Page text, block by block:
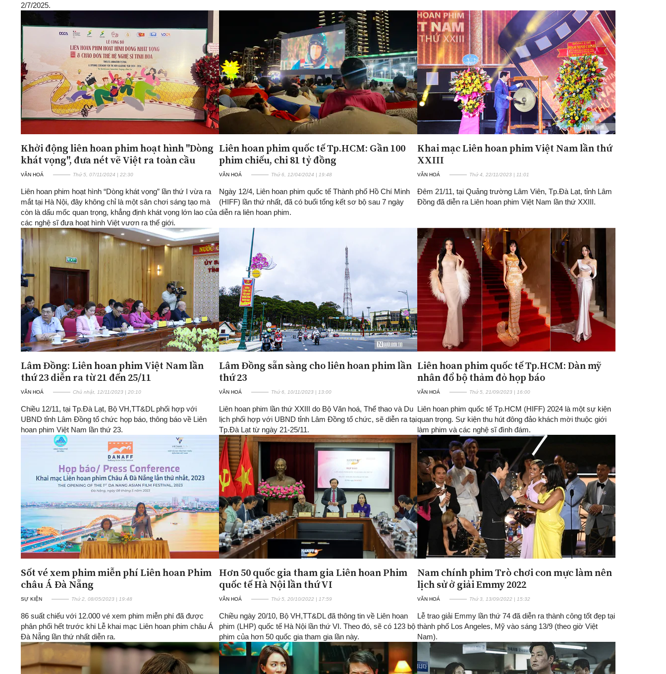
2/7/2025.
Khởi động liên hoan phim hoạt hình "Dòng
khát vọng", đưa nét vẽ Việt ra toàn cầu
VĂN HOÁ Thứ 5, 07/11/2024 | 22:30
Liên hoan phim hoạt hình “Dòng khát vọng” lần thứ I vừa ra
mắt tại Hà Nội, đây không chỉ là một sân chơi sáng tạo mà
còn là dấu mốc quan trọng, khẳng định khát vọng lớn lao của
các nghệ sĩ đưa hoạt hình Việt vươn ra thế giới.
Liên hoan phim quốc tế Tp.HCM: Gần 100
phim chiếu, chi 81 tỷ đồng
VĂN HOÁ Thứ 6, 12/04/2024 | 19:48
Ngày 12/4, Liên hoan phim quốc tế Thành phố Hồ Chí Minh
(HIFF) lần thứ nhất, đã có buổi tổng kết sơ bộ sau 7 ngày
diễn ra liên hoan phim.
Khai mạc Liên hoan phim Việt Nam lần thứ
XXIII
VĂN HOÁ Thứ 4, 22/11/2023 | 11:01
Đêm 21/11, tại Quảng trường Lâm Viên, Tp.Đà Lạt, tỉnh Lâm
Đồng đã diễn ra Liên hoan phim Việt Nam lần thứ XXIII.
Lâm Đồng: Liên hoan phim Việt Nam lần
thứ 23 diễn ra từ 21 đến 25/11
VĂN HOÁ Chủ nhật, 12/11/2023 | 20:10
Chiều 12/11, tại Tp.Đà Lạt, Bộ VH,TT&DL phối hợp với
UBND tỉnh Lâm Đồng tổ chức họp báo, thông báo về Liên
hoan phim Việt Nam lần thứ 23.
Lâm Đồng sẵn sàng cho liên hoan phim lần
thứ 23
VĂN HOÁ Thứ 6, 10/11/2023 | 13:00
Liên hoan phim lần thứ XXIII do Bộ Văn hoá, Thể thao và Du
lịch phối hợp với UBND tỉnh Lâm Đồng tổ chức, sẽ diễn ra tại
Tp.Đà Lạt từ ngày 21-25/11.
Liên hoan phim quốc tế Tp.HCM: Dàn mỹ
nhân đổ bộ thảm đỏ họp báo
VĂN HOÁ Thứ 5, 21/09/2023 | 16:00
Liên hoan phim quốc tế Tp.HCM (HIFF) 2024 là một sự kiện
quan trọng. Sự kiện thu hút đông đảo khách mời thuộc giới
làm phim và các nghệ sĩ đình đám.
Sốt vé xem phim miễn phí Liên hoan Phim
châu Á Đà Nẵng
SỰ KIỆN Thứ 2, 08/05/2023 | 19:48
86 suất chiếu với 12.000 vé xem phim miễn phí đã được
phân phối hết trước khi Lễ khai mạc Liên hoan phim châu Á
Đà Nẵng lần thứ nhất diễn ra.
Hơn 50 quốc gia tham gia Liên hoan Phim
quốc tế Hà Nội lần thứ VI
VĂN HOÁ Thứ 5, 20/10/2022 | 17:59
Chiều ngày 20/10, Bộ VH,TT&DL đã thông tin về Liên hoan
phim (LHP) quốc tế Hà Nội lần thứ VI. Theo đó, sẽ có 123 bộ
phim của hơn 50 quốc gia tham gia lần này.
Nam chính phim Trò chơi con mực làm nên
lịch sử ở giải Emmy 2022
VĂN HOÁ Thứ 3, 13/09/2022 | 15:32
Lễ trao giải Emmy lần thứ 74 đã diễn ra thành công tốt đẹp tại
thành phố Los Angeles, Mỹ vào sáng 13/9 (theo giờ Việt
Nam).